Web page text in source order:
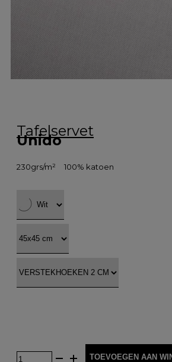
Tafelservet
Unido
230grs/m² 100% katoen
TOEVOEGEN AAN